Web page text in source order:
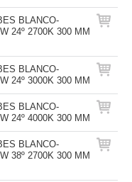
BLANCO-
24º 2700K 300 MM
BLANCO-
24º 3000K 300 MM
BLANCO-
24º 4000K 300 MM
BLANCO-
38º 2700K 300 MM